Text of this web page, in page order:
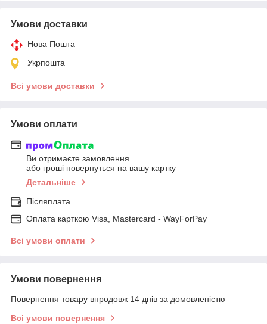
Умови доставки
Нова Пошта
Укрпошта
Всі умови доставки
Умови оплати
Ви отримаєте замовлення
або гроші повернуться на вашу картку
Детальніше
Післяплата
Оплата карткою Visa, Mastercard - WayForPay
Всі умови оплати
Умови повернення
Повернення товару впродовж 14 днів за домовленістю
Всі умови повернення